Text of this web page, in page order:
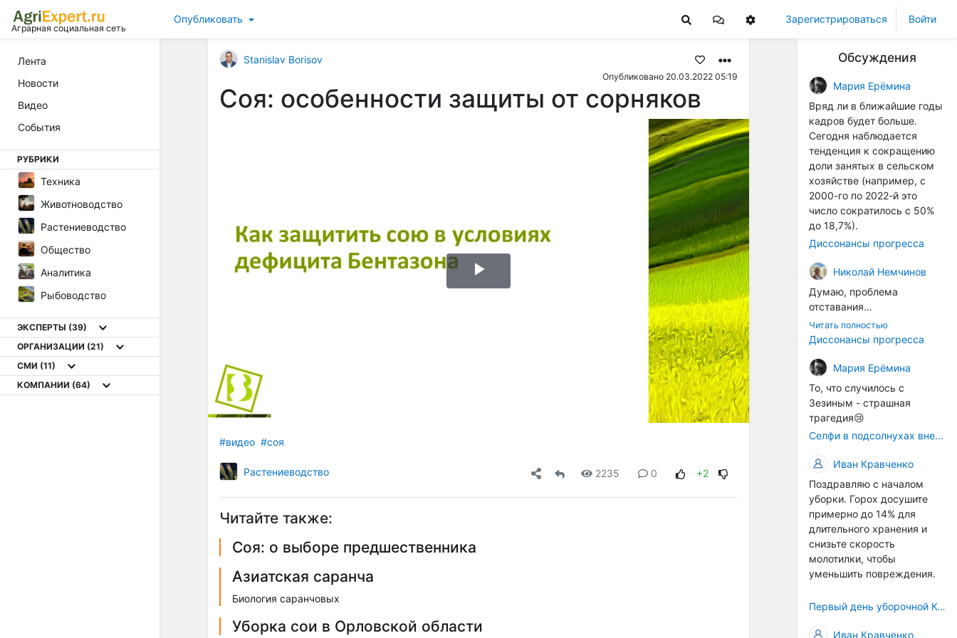
Аграрная социальная сеть
Опубликовать Зарегистрироваться Войти
Лента
Новости
Видео
События
РУБРИКИ
Техника
Животноводство
Растениеводство
Общество
Аналитика
Рыбоводство
ЭКСПЕРТЫ (39)
ОРГАНИЗАЦИИ (21)
СМИ (11)
КОМПАНИИ (64)
Stanislav Borisov
Опубликовано 20.03.2022 05:19
Соя: особенности защиты от сорняков
Воспроизвести
#видео #соя
Растениеводство 2235 0 +2
Читайте также:
Соя: о выборе предшественника
Азиатская саранча
Биология саранчовых
Уборка сои в Орловской области
Обсуждения
Мария Ерёмина
Вряд ли в ближайшие годы
кадров будет больше.
Сегодня наблюдается
тенденция к сокращению
доли занятых в сельском
хозяйстве (например, с
2000-го по 2022-й это
число сократилось с 50%
до 18,7%).
Диссонансы прогресса
Николай Немчинов
Думаю, проблема
отставания
технологичности
оборудования в
окажется связана с
кадрами. Их надо будет
все больше, чтобы
затыкать
образовывающиеся
технологические дыры. И
это в рамках
существующих реалий для
людей принимающих
решения как раз хорошо,
само село окажется при
деле, да и количество
задействованных в
сельхозпоризводстве
кадров таким образом
Читать полностью
Диссонансы прогресса
Мария Ерёмина
То, что случилось с
Зезиным - страшная
трагедия😢
Селфи в подсолнухах вне закона: За проникновение на сельхозземли без разрешения хотят штрафовать
Иван Кравченко
Поздравляю с началом
уборки. Горох досушите
примерно до 14% для
длительного хранения и
снизьте скорость
молотилки, чтобы
уменьшить повреждения.
Первый день уборочной Компании 2026🫡Считаю открытым.
Иван Кравченко